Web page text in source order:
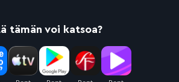
tämän voi katsoa?